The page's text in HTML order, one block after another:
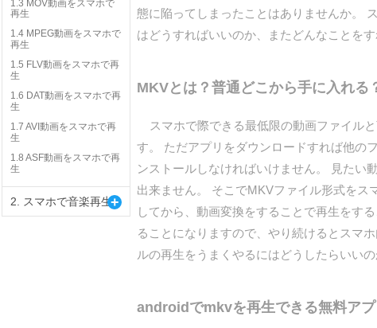
態に陥ってしまったことはありませんか。
はどうすればいいのか、またどんなことを
MKVとは？普通どこから手に入れ
スマホで際できる最低限の動画ファイル
す。 ただアプリをダウンロードすれば他の
ンストールしなければいけません。 見たい
出来ません。 そこでMKVファイル形式を
してから、動画変換をすることで再生をす
ることになりますので、やり続けるとスマ
ルの再生をうまくやるにはどうしたらいいの
androidでmkvを再生できる無料ア
1.3 MOV動画をスマホで
再生
1.4 MPEG動画をスマホで
再生
1.5 FLV動画をスマホで再
生
1.6 DAT動画をスマホで再
生
1.7 AVI動画をスマホで再
生
1.8 ASF動画をスマホで再
生
2. スマホで音楽再生+